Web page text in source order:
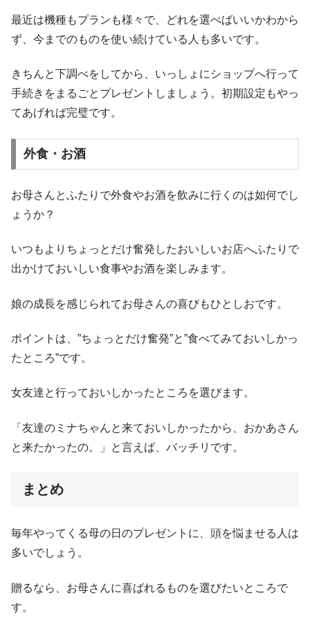
最近は機種もプランも様々で、どれを選べばいいかわから
ず、今までのものを使い続けている人も多いです。
きちんと下調べをしてから、いっしょにショップへ行って
手続きをまるごとプレゼントしましょう。初期設定もやっ
てあげれば完璧です。
外食・お酒
お母さんとふたりで外食やお酒を飲みに行くのは如何でし
ょうか？
いつもよりちょっとだけ奮発したおいしいお店へふたりで
出かけておいしい食事やお酒を楽しみます。
娘の成長を感じられてお母さんの喜びもひとしおです。
ポイントは、”ちょっとだけ奮発”と”食べてみておいしかっ
たところ”です。
女友達と行っておいしかったところを選びます。
「友達のミナちゃんと来ておいしかったから、おかあさん
と来たかったの。」と言えば、バッチリです。
まとめ
毎年やってくる母の日のプレゼントに、頭を悩ませる人は
多いでしょう。
贈るなら、お母さんに喜ばれるものを選びたいところで
す。